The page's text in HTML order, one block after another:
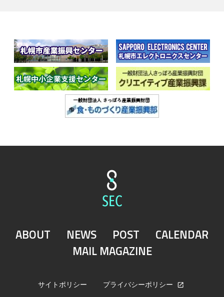
ABOUT NEWS POST
CALENDAR
MAIL MAGAZINE
サイトポリシー プライバシーポリシー